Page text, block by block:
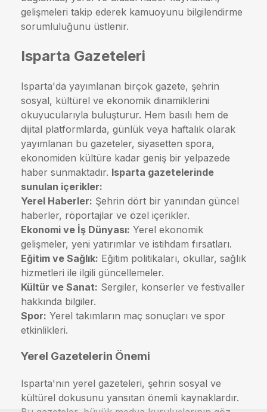
gelişmeleri takip ederek kamuoyunu bilgilendirme
sorumluluğunu üstlenir.
Isparta Gazeteleri
Isparta'da yayımlanan birçok gazete, şehrin
sosyal, kültürel ve ekonomik dinamiklerini
okuyucularıyla buluşturur. Hem basılı hem de
dijital platformlarda, günlük veya haftalık olarak
yayımlanan bu gazeteler, siyasetten spora,
ekonomiden kültüre kadar geniş bir yelpazede
haber sunmaktadır. Isparta gazetelerinde
sunulan içerikler:
Yerel Haberler: Şehrin dört bir yanından güncel
haberler, röportajlar ve özel içerikler.
Ekonomi ve İş Dünyası: Yerel ekonomik
gelişmeler, yeni yatırımlar ve istihdam fırsatları.
Eğitim ve Sağlık: Eğitim politikaları, okullar, sağlık
hizmetleri ile ilgili güncellemeler.
Kültür ve Sanat: Sergiler, konserler ve festivaller
hakkında bilgiler.
Spor: Yerel takımların maç sonuçları ve spor
etkinlikleri.
Yerel Gazetelerin Önemi
Isparta'nın yerel gazeteleri, şehrin sosyal ve
kültürel dokusunu yansıtan önemli kaynaklardır.